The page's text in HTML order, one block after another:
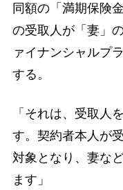
同額の「満期保険
の受取人が「妻」
ァイナンシャルプ
する。
「それは、受取人
す。契約者本人が
対象となり、妻な
ます」